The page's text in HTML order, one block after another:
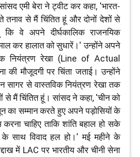
एमी बेरा ने ट्वीट कर कहा, 'भारत-
तनाव से मैं चिंतित हूं और दोनों देशों से
वे अपने दीर्घकालिक राजनयिक
कर हालात को सुधारें।' उन्होंने अपने
नियंत्रण रेखा (Line of Actual
की मौजूदगी पर चिंता जताई। उन्होंने
सागर से वास्तविक नियंत्रण रेखा तक
से मैं चिंतित हूं। सांसद ने कहा, 'चीन को
का सम्मान करते हुए अपने पड़ोसियों के
चाहिए ताकि शांति बहाल हो सके
साथ विवाद हल हो।' मई महीने के
में LAC पर भारतीय और चीनी सेना